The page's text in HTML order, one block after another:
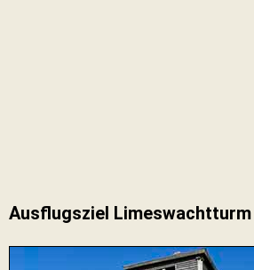
Ausflugsziel Limeswachtturm